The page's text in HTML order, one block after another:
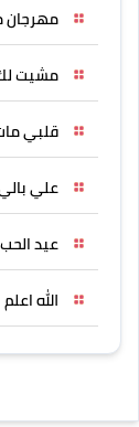
مهرجان
مشيت
قلبي
علي
عيد الحب
الله اعلم